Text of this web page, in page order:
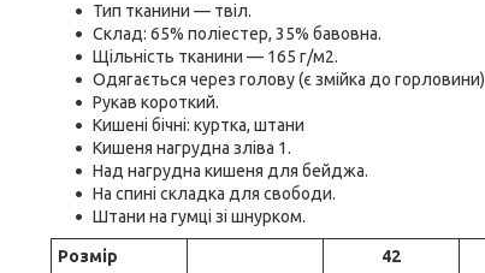
Тип тканини — твіл.
Склад: 65% поліестер, 35% бавовна.
Щільність тканини — 165 г/м2.
Одягається через голову (є змійка до горловини)
Рукав короткий.
Кишені бічні: куртка, штани
Кишеня нагрудна зліва 1.
Над нагрудна кишеня для бейджа.
На спині складка для свободи.
Штани на гумці зі шнурком.
Розмір 42